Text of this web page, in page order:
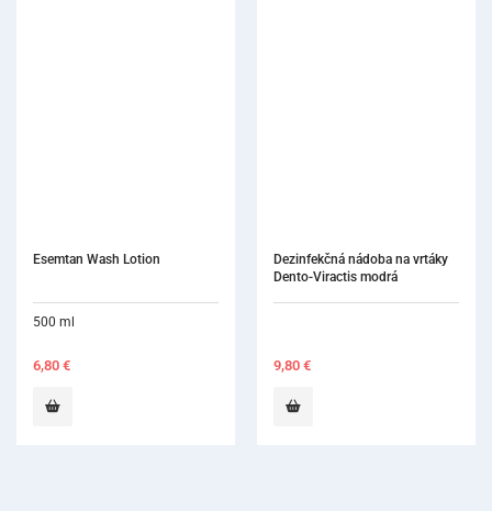
Dezinfekčná nádoba na vrtáky
Dento-Viractis modrá
9,80 €